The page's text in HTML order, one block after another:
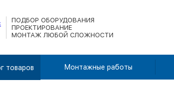
ПОДБОР ОБОРУДОВАНИЯ
ПРОЕКТИРОВАНИЕ
МОНТАЖ ЛЮБОЙ СЛОЖНОСТИ
товаров Монтажные работы